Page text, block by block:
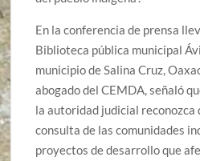
En la conferencia de prensa
Biblioteca pública municipal
municipio de Salina Cruz,
abogado del CEMDA, señaló
la autoridad judicial reconozca
consulta de las comunidades
proyectos de desarrollo que